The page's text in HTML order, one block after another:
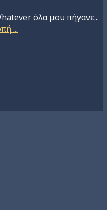
όλα μου πήγανε...
...